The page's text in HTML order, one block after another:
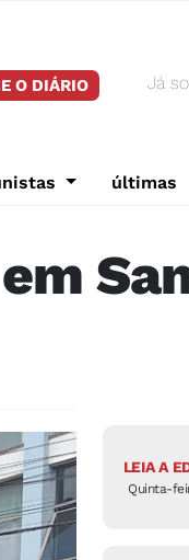
O DIÁRIO Já
últimas
LEIA A
Quinta-